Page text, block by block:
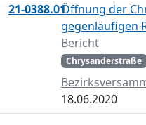
21-0388.01Öffnung der
gegenläufigen
Bericht
Chrysanderstraße
18.06.2020